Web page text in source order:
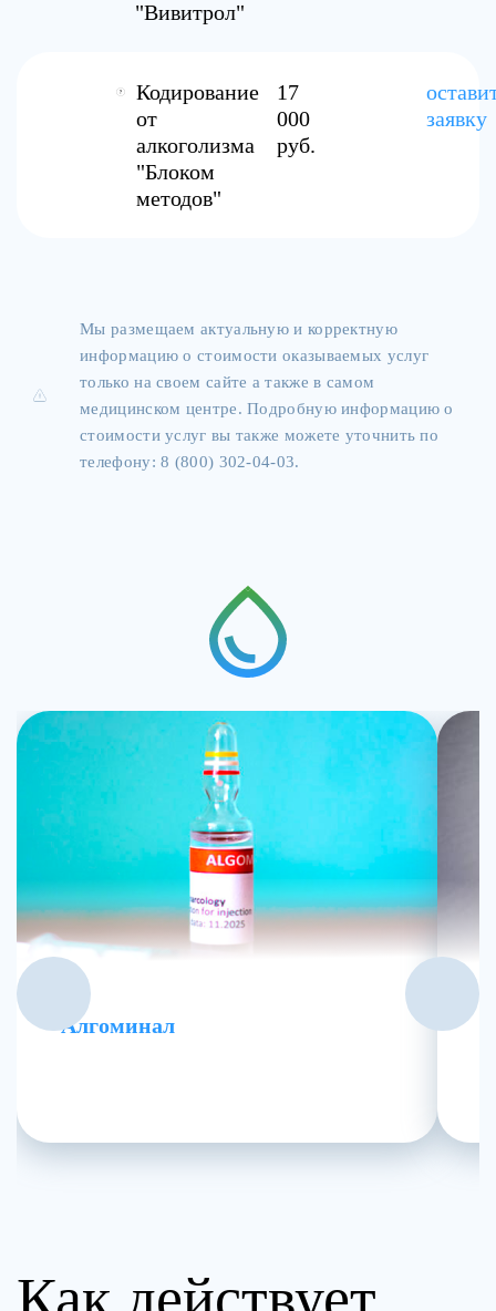
"Вивитрол"
Кодирование
от
алкоголизма
"Блоком
методов"
17
000
руб.
заявку
Мы размещаем актуальную и корректную
информацию о стоимости оказываемых услуг
только на своем сайте а также в самом
медицинском центре. Подробную информацию о
стоимости услуг вы также можете уточнить по
телефону: 8 (800) 302-04-03.
Алгоминал